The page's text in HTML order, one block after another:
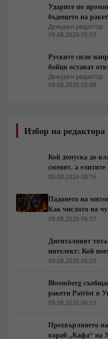
Ударите по
бъдещето на
Дежурен редактор
09.08.2026 05:57
Руските сили
бойци остават
Дежурен редактор
09.08.2026 05:48
Избор на редактора
Кой допуска до
сменят, а елитите
09.08.2026 08:16
Падането на
Как числото на
спадна драстично
09.08.2026 06:37
Дигиталният
интелект: Кой
управление
09.08.2026 06:25
Bloomberg
ракети Patriot в
войски в Русия в
09.08.2026 06:15
Прехвърлянето
кораб „Кафа“ на